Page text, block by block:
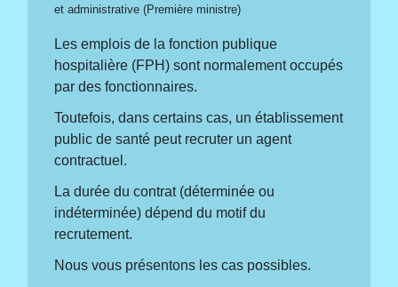
et administrative (Première ministre)
Les emplois de la fonction publique
hospitalière (FPH) sont normalement occupés
par des fonctionnaires.
Toutefois, dans certains cas, un établissement
public de santé peut recruter un agent
contractuel.
La durée du contrat (déterminée ou
indéterminée) dépend du motif du
recrutement.
Nous vous présentons les cas possibles.